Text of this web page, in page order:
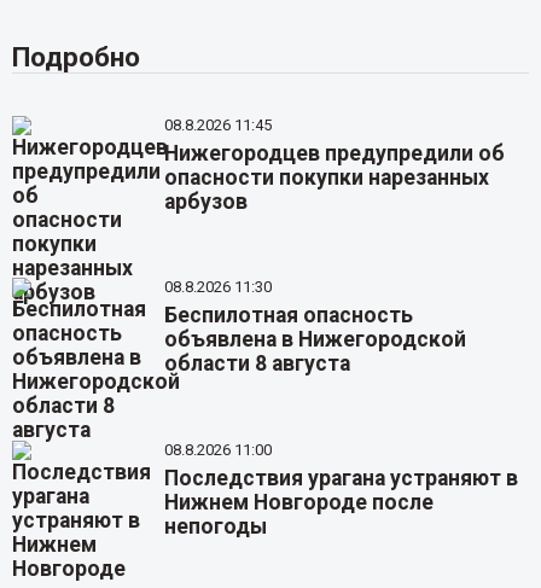
Подробно
08.8.2026 11:45
Нижегородцев предупредили об
опасности покупки нарезанных
арбузов
08.8.2026 11:30
Беспилотная опасность
объявлена в Нижегородской
области 8 августа
08.8.2026 11:00
Последствия урагана устраняют в
Нижнем Новгороде после
непогоды